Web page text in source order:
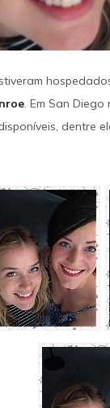
. Em San
dentre
segredos
origem da
escondido há
SAIBA MAIS